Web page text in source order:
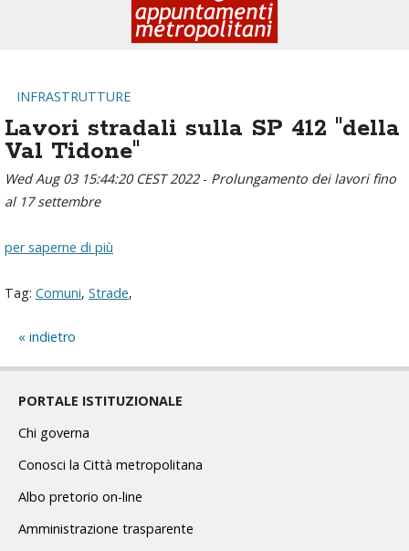
INFRASTRUTTURE
Lavori stradali sulla SP 412 "della
Val Tidone"
Wed Aug 03 15:44:20 CEST 2022- Prolungamento dei lavori fino
al 17 settembre
per saperne di più
Tag: Comuni, Strade,
indietro
PORTALE ISTITUZIONALE
Chi governa
Conosci la Città metropolitana
Albo pretorio on-line
Amministrazione trasparente